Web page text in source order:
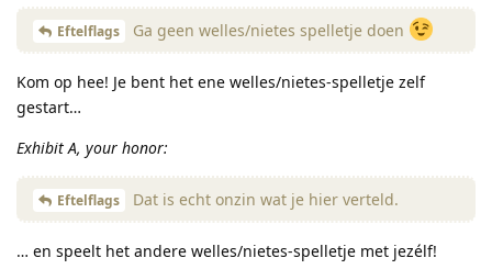
Eftelflags Ga geen welles/nietes spelletje doen
Kom op hee! Je bent het ene welles/nietes-spelletje zelf
gestart…
Exhibit A, your honor:
Eftelflags Dat is echt onzin wat je hier verteld.
… en speelt het andere welles/nietes-spelletje met jezélf!